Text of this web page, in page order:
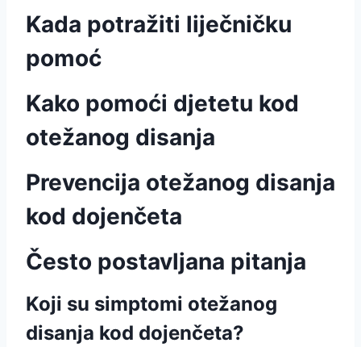
Kada potražiti liječničku
pomoć
Kako pomoći djetetu kod
otežanog disanja
Prevencija otežanog disanja
kod dojenčeta
Često postavljana pitanja
Koji su simptomi otežanog
disanja kod dojenčeta?